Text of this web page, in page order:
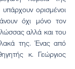
ορισμένοι
όχι μόνο τον
αλλά και του
της. Ένας από
κ. Γεώργιος